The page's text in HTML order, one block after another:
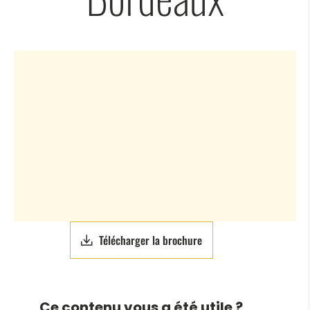
Télécharger la brochure